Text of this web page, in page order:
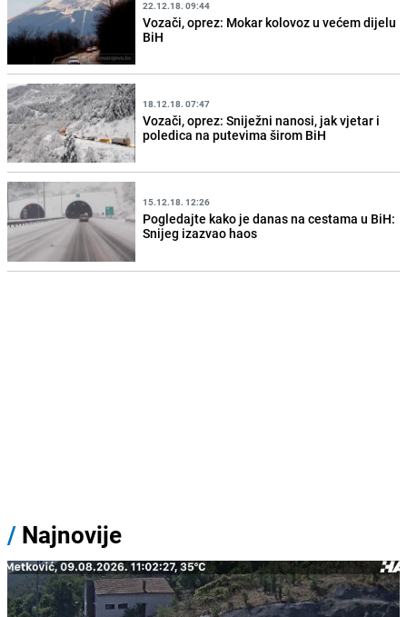
22.12.18. 09:44
Vozači, oprez: Mokar kolovoz u većem dijelu
BiH
18.12.18. 07:47
Vozači, oprez: Sniježni nanosi, jak vjetar i
poledica na putevima širom BiH
15.12.18. 12:26
Pogledajte kako je danas na cestama u BiH:
Snijeg izazvao haos
/ Najnovije